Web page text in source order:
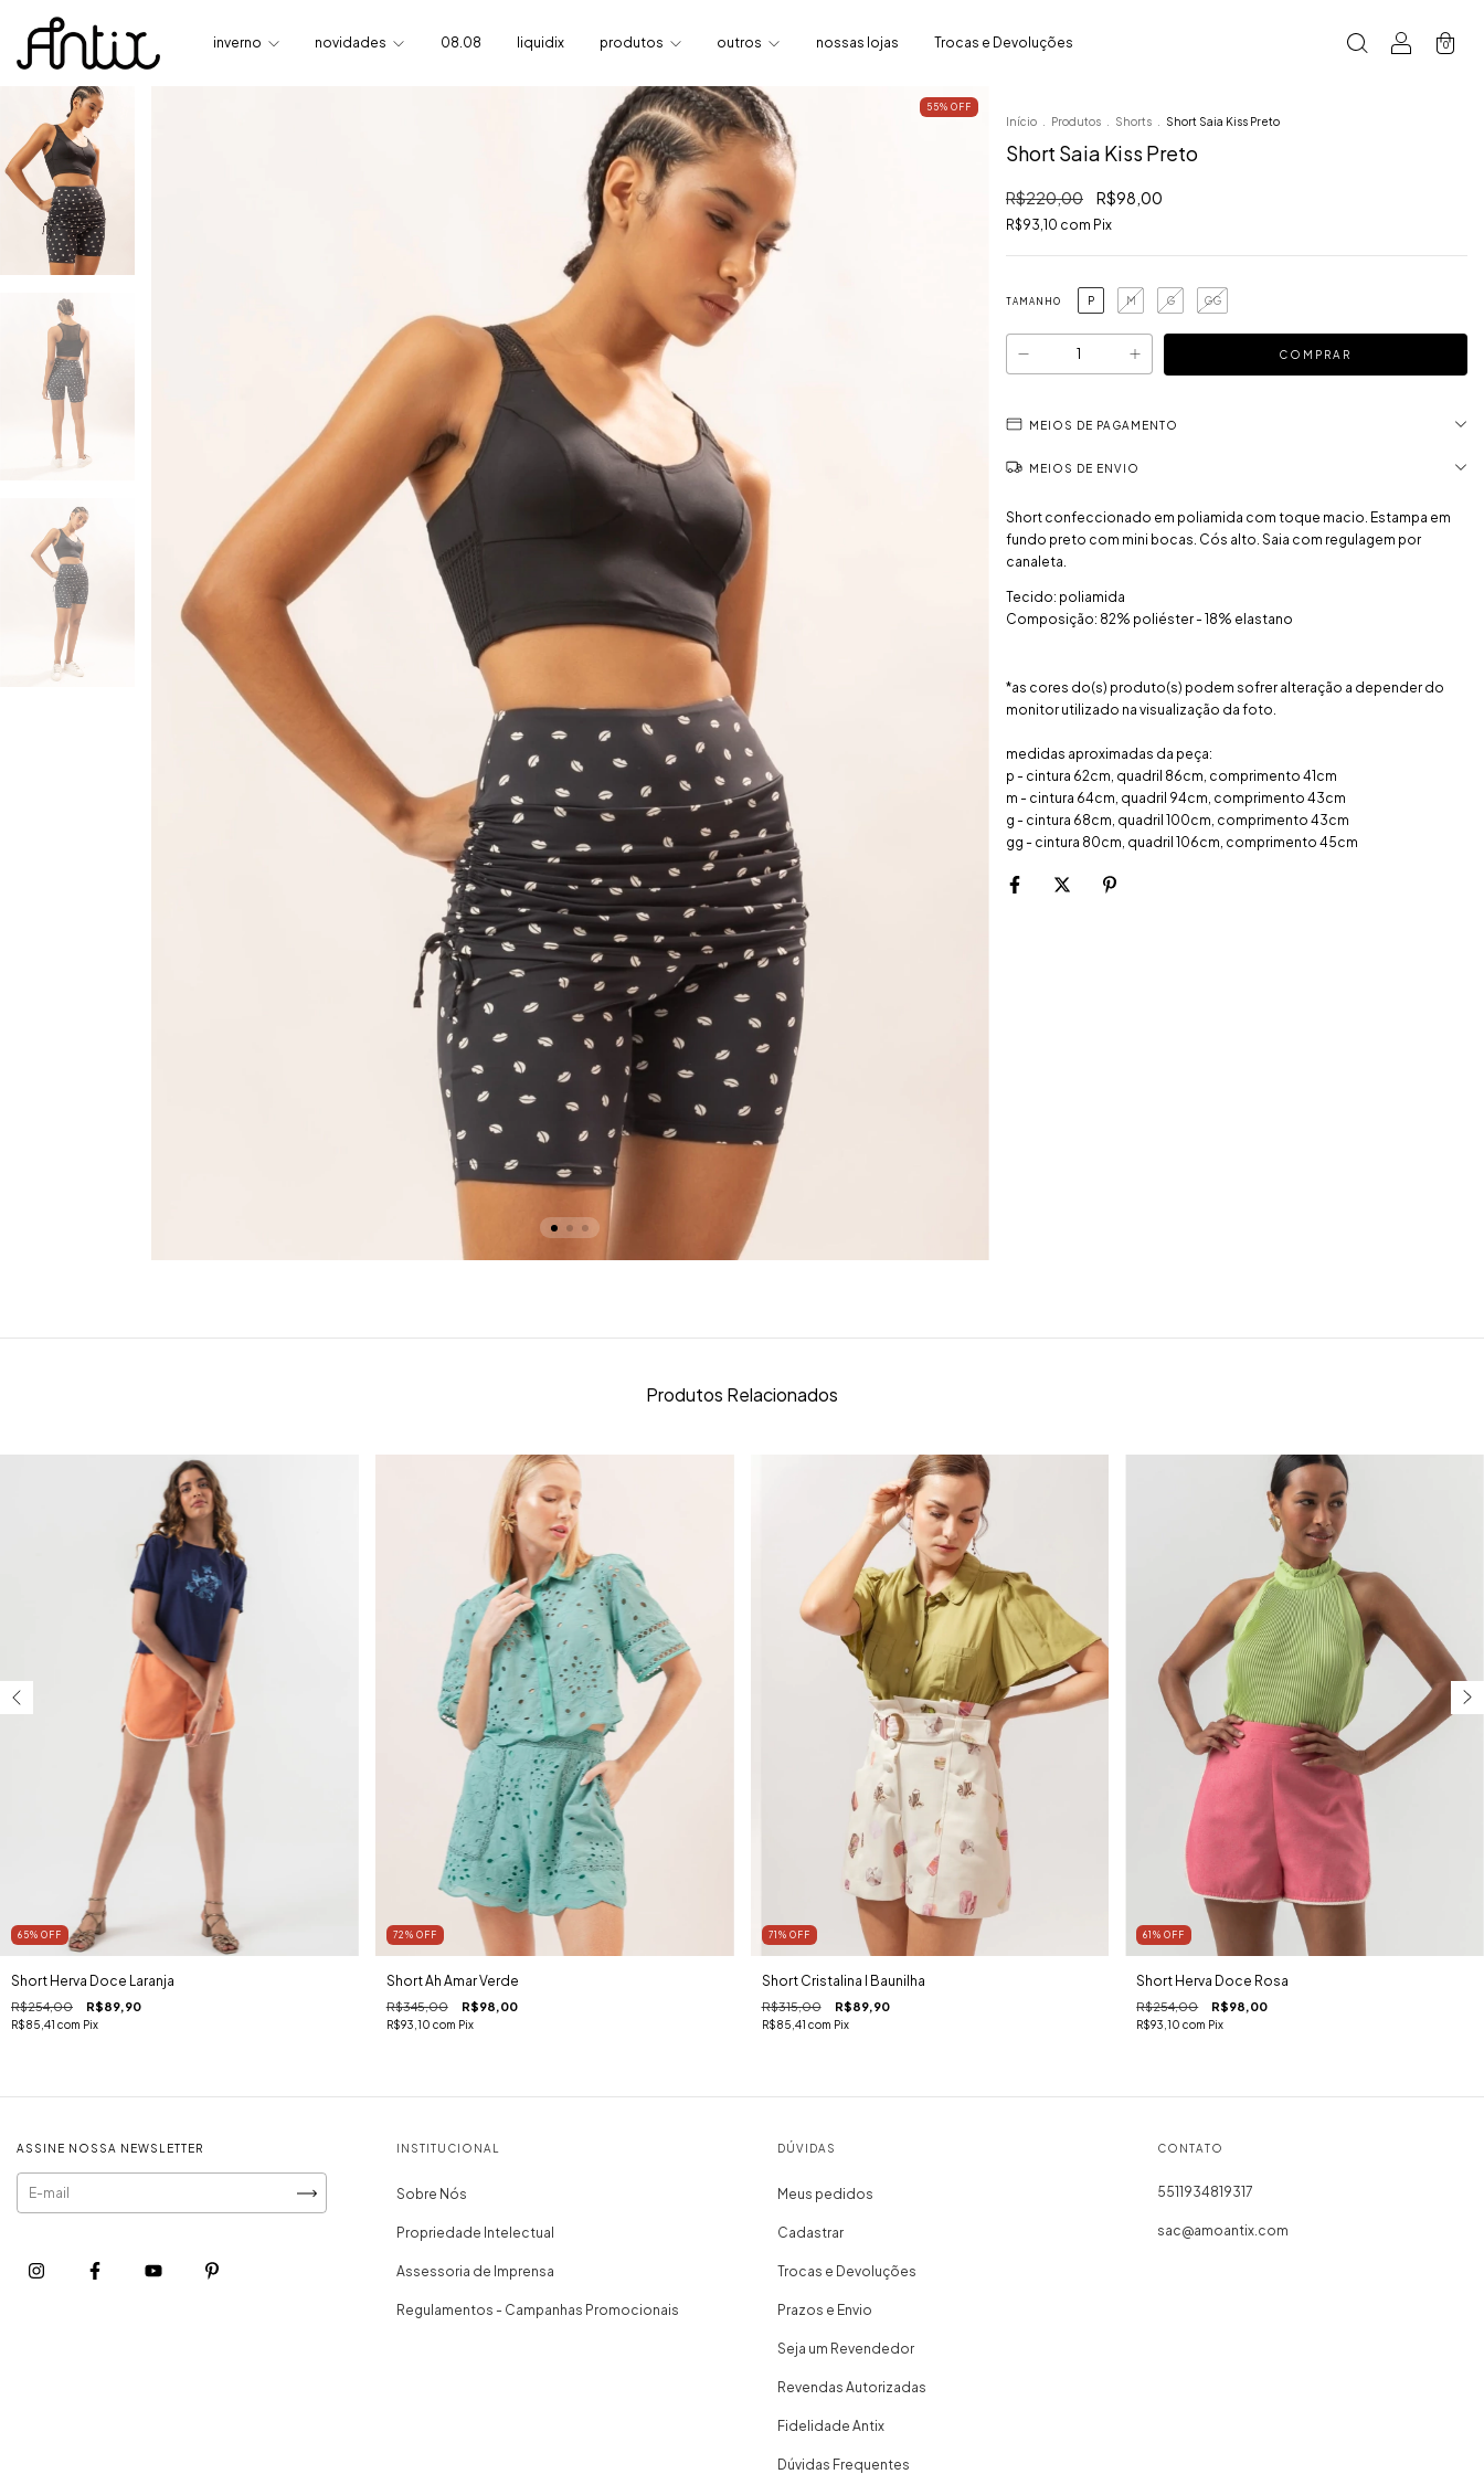
inverno novidades 08.08 liquidix produtos outros nossas lojas Trocas e Devoluções 0
55% OFF
Início Produtos Shorts Short Saia Kiss Preto
Short Saia Kiss Preto
R$220,00 R$98,00
R$93,10 com Pix
TAMANHO P M G GG
MEIOS DE PAGAMENTO
MEIOS DE ENVIO
Short confeccionado em poliamida com toque macio. Estampa em
fundo preto com mini bocas. Cós alto. Saia com regulagem por
canaleta.
Tecido: poliamida
Composição: 82% poliéster - 18% elastano
*as cores do(s) produto(s) podem sofrer alteração a depender do
monitor utilizado na visualização da foto.
medidas aproximadas da peça:
p - cintura 62cm, quadril 86cm, comprimento 41cm
m - cintura 64cm, quadril 94cm, comprimento 43cm
g - cintura 68cm, quadril 100cm, comprimento 43cm
gg - cintura 80cm, quadril 106cm, comprimento 45cm
Produtos Relacionados
65% OFF
Short Herva Doce Laranja
R$254,00 R$89,90
R$85,41 com Pix
72 % OFF
Short Ah Amar Verde
R$345,00 R$98,00
R$93,10 com Pix
71 % OFF
Short Cristalina I Baunilha
R$315,00 R$89,90
R$85,41 com Pix
61%OFF
Short Herva Doce Rosa
R$254,00 R$98,00
R$93,10com Pix
ASSINE NOSSA NEWSLETTER INSTITUCIONAL
Sobre Nós
Propriedade Intelectual
Assessoria de Imprensa
Regulamentos - Campanhas Promocionais
DÚVIDAS
Meus pedidos
Cadastrar
Trocas e Devoluções
Prazos e Envio
Seja um Revendedor
Revendas Autorizadas
Fidelidade Antix
Dúvidas Frequentes
CONTATO
5511934819317
sac@amoantix.com